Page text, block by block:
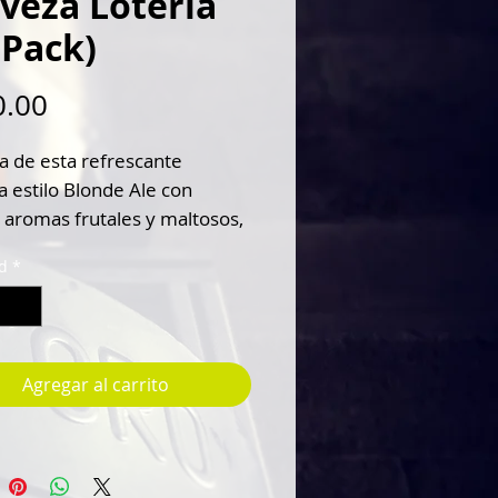
de esta refrescante
estilo Blonde Ale con
aromas frutales y maltosos,
ligera
la Lotería!
*
Agregar al carrito